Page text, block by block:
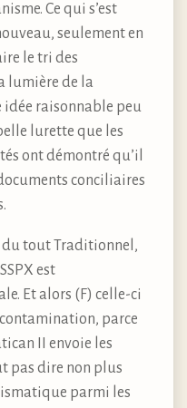
Ce qui s’est
seulement en
le tri des
lumière de la
idée raisonnable peu
lurette que les
ont démontré qu’il
conciliaires
du tout Traditionnel,
est
Et alors (F) celle-ci
parce
II envoie les
pas dire non plus
parmi les